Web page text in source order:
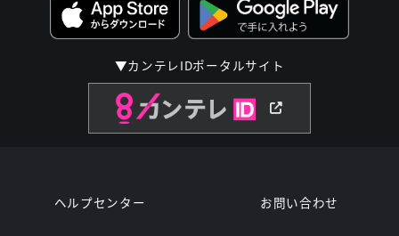
▼カンテレIDポータルサイト
ヘルプセンター お問い合わせ